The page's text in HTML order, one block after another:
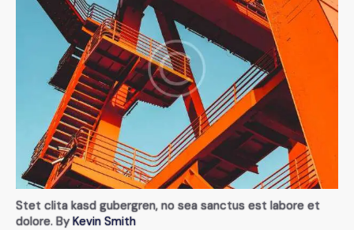
Stet clita kasd gubergren, no sea sanctus est labore et
dolore. ByKevin Smith